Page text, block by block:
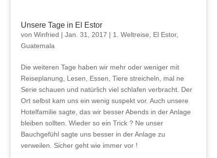
Unsere Tage in El Estor
von Winfried | Jan. 31, 2017 | 1. Weltreise El Estor,
Guatemala
Die weiteren Tage haben wir mehr oder weniger mit
Reiseplanung, Lesen, Essen, Tiere streicheln, mal ne
Serie schauen und natürlich viel schlafen verbracht. Der
Ort selbst kam uns ein wenig suspekt vor. Auch unsere
Hotelfamilie sagte, das wir besser Abends in der Anlage
bleiben sollten. Wieder so ein Trick ? Ne unser
Bauchgefühl sagte uns besser in der Anlage zu
verweilen. Sicher geht wie immer vor !